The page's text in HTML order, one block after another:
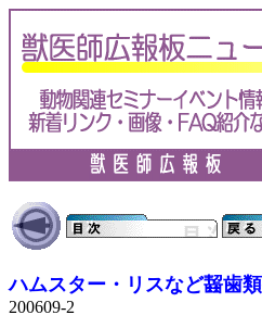
ハムスター・リスなど齧歯
200609-2